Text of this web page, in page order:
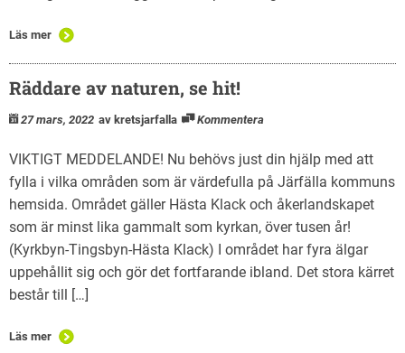
Läs mer
Räddare av naturen, se hit!
27 mars, 2022 av kretsjarfalla Kommentera
VIKTIGT MEDDELANDE! Nu behövs just din hjälp med att
fylla i vilka områden som är värdefulla på Järfälla kommuns
hemsida. Området gäller Hästa Klack och åkerlandskapet
som är minst lika gammalt som kyrkan, över tusen år!
(Kyrkbyn-Tingsbyn-Hästa Klack) I området har fyra älgar
uppehållit sig och gör det fortfarande ibland. Det stora kärret
består till […]
Läs mer